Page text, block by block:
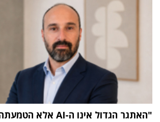
"האתגר הגדול אינו ה-AI אלא הטמעתה בארגון"